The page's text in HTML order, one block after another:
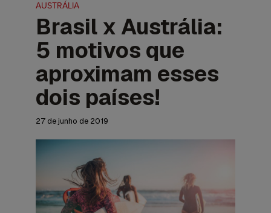
AUSTRÁLIA
Brasil x Austrália:
5 motivos que
aproximam esses
dois países!
27 de junho de 2019